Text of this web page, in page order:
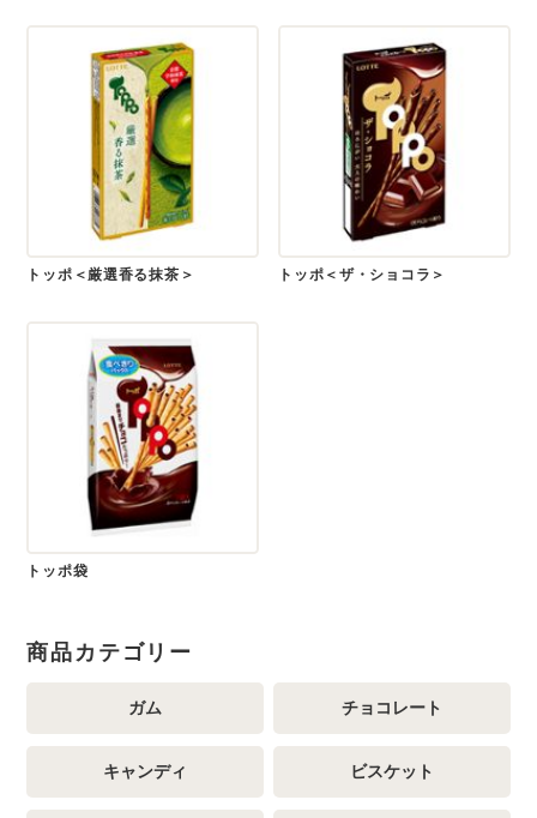
トッポ＜厳選香る抹茶＞ トッポ＜ザ・ショコラ＞
トッポ袋
商品カテゴリー
ガム チョコレート
キャンディ ビスケット